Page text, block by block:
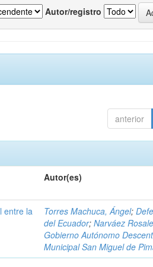
Autor/registro
anterior
Autor(es)
entre la
Torres Machuca, Ángel;
del Ecuador;Narváez
Gobierno Autónomo
Municipal San Miguel de